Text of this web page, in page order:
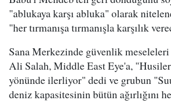
"ablukaya karşı abluka" olarak
"her tırmanışa tırmanışla karşılık
Sana Merkezinde güvenlik meseleleri
Ali Salah, Middle East Eye'a, "Husiler
yönünde ilerliyor" dedi ve grubun
deniz kapasitesinin bütün ağırlığını